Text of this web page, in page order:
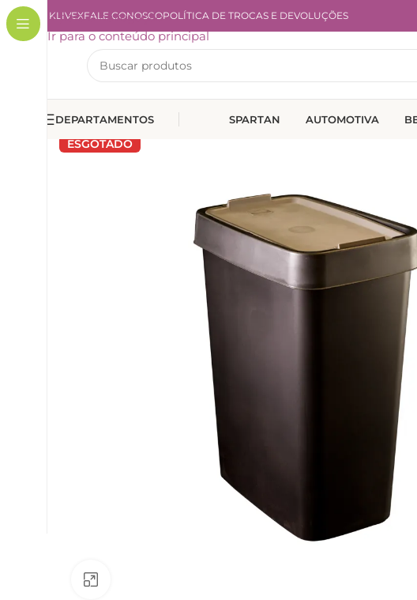
Ir para a navegação
Ir para o conteúdo principal
A KLIVEXFALE CONOSCOPOLÍTICA DE TROCAS E DEVOLUÇÕES
DEPARTAMENTOS SPARTAN AUTOMOTIVA
ESGOTADO